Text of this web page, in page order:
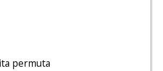
permuta